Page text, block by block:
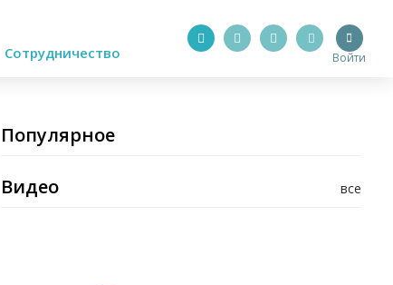
Сотрудничество Войти
Популярное
все
Видео